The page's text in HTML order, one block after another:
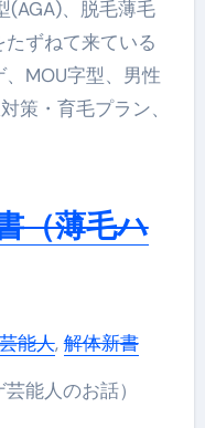
ずねて来ている
MOU字型、男性
策・育毛プラン、
（薄毛ハ
能人,解体新書
能人のお話）